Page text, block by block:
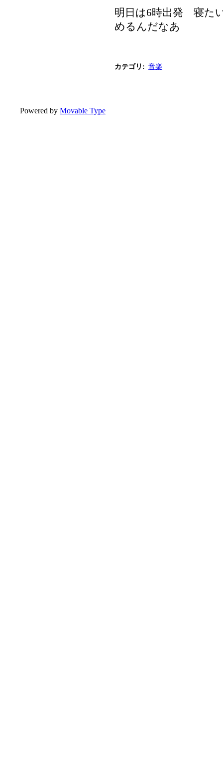
明日は6時出発 寝た
めるんだなあ
カテゴリ : 音楽
Powered by Movable Type